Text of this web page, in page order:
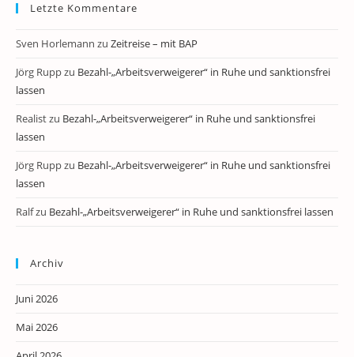
Letzte Kommentare
Sven Horlemann zu Zeitreise – mit BAP
Jörg Ruppzu Bezahl-„Arbeitsverweigerer“ in Ruhe und sanktionsfrei
lassen
Realistzu Bezahl-„Arbeitsverweigerer“ in Ruhe und sanktionsfrei
lassen
Jörg Ruppzu Bezahl-„Arbeitsverweigerer“ in Ruhe und sanktionsfrei
lassen
Ralfzu Bezahl-„Arbeitsverweigerer“ in Ruhe und sanktionsfrei lassen
Archiv
Juni 2026
Mai 2026